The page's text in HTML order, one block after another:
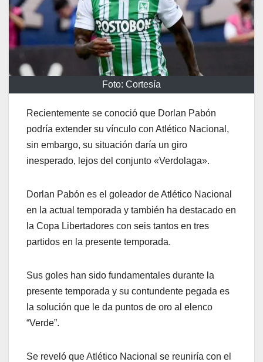
Foto: Cortesía
Recientemente se conoció que Dorlan Pabón
podría extender su vínculo con Atlético Nacional,
sin embargo, su situación daría un giro
inesperado, lejos del conjunto «Verdolaga».
Dorlan Pabón es el goleador de Atlético Nacional
en la actual temporada y también ha destacado en
la Copa Libertadores con seis tantos en tres
partidos en la presente temporada.
Sus goles han sido fundamentales durante la
presente temporada y su contundente pegada es
la solución que le da puntos de oro al elenco
“Verde”.
Se reveló que Atlético Nacional se reuniría con el